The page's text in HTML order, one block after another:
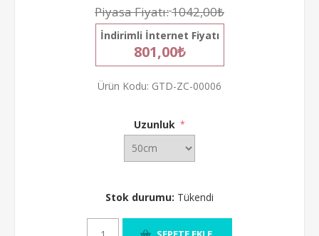
Piyasa Fiyatı:1042,00₺
İndirimli İnternet Fiyatı
801,00₺
Ürün Kodu: GTD-ZC-00006
Uzunluk *
Stok durumu: Tükendi